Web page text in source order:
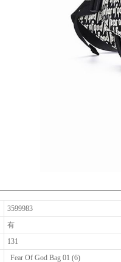
3599983
有
131
Fear Of God Bag 01 (6)